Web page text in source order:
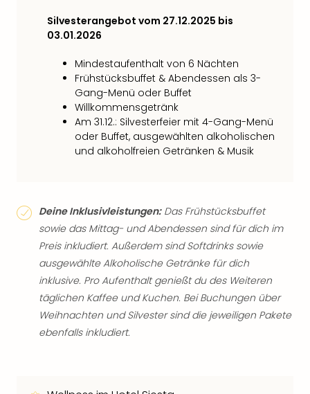
Silvesterangebot vom 27.12.2025 bis
03.01.2026
Mindestaufenthalt von 6 Nächten
Frühstücksbuffet & Abendessen als 3-
Gang-Menü oder Buffet
Willkommensgetränk
Am 31.12.: Silvesterfeier mit 4-Gang-Menü
oder Buffet, ausgewählten alkoholischen
und alkoholfreien Getränken & Musik
Deine Inklusivleistungen:Das Frühstücksbuffet
sowie das Mittag- und Abendessen sind für dich im
Preis inkludiert. Außerdem sind Softdrinks sowie
ausgewählte Alkoholische Getränke für dich
inklusive. Pro Aufenthalt genießt du des Weiteren
täglichen Kaffee und Kuchen. Bei Buchungen über
Weihnachten und Silvester sind die jeweiligen Pakete
ebenfalls inkludiert.